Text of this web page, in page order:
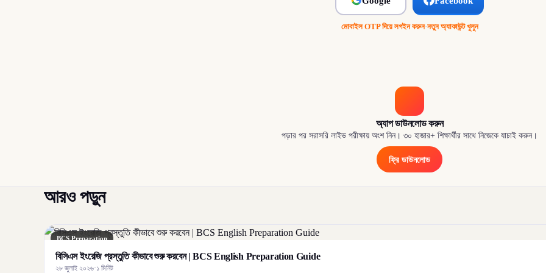
মোবাইল OTP দিয়ে লগইন করুন·নতুন অ্যাকাউন্ট খুলুন
অ্যাপ ডাউনলোড করুন
পড়ার পর সরাসরি লাইভ পরীক্ষায় অংশ নিন। ৩০ হাজার+ শিক্ষার্থীর সাথে নিজেকে যাচাই করুন।
ফ্রি ডাউনলোড
আরও পড়ুন
BCS Preparation
বিসিএস ইংরেজি প্রস্তুতি কীভাবে শুরু করবেন | BCS English Preparation Guide
২৮ জুলাই ২০২৬·১ মিনিট